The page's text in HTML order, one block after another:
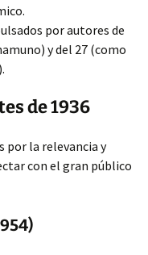
por autores de
y del 27 (como
de 1936
por la relevancia y
con el gran público